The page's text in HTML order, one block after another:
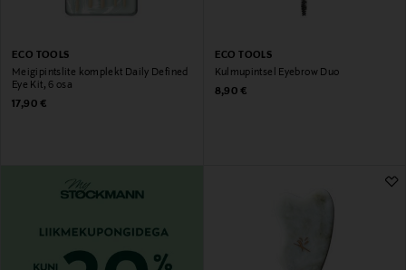
ECO TOOLS
Meigipintslite komplekt Daily Defined
Eye Kit, 6 osa
Original Price
17,90 €
ECO TOOLS
Kulmupintsel Eyebrow Duo
Original Price
8,90 €